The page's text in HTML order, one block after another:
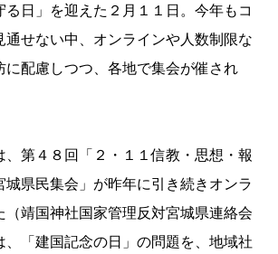
る日」を迎えた２月１１日。今年もコ
通せない中、オンラインや人数制限な
に配慮しつつ、各地で集会が催され
、第４８回「２・１１信教・思想・報
城県民集会」が昨年に引き続きオンラ
（靖国神社国家管理反対宮城県連絡会
、「建国記念の日」の問題を、地域社